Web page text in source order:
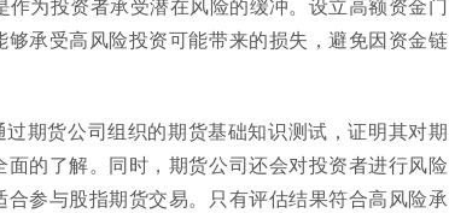
承受高风险投资可能带来的损失，避免因资金链
期货公司组织的期货基础知识测试，证明其对期
的了解。同时，期货公司还会对投资者进行风险
参与股指期货交易。只有评估结果符合高风险承